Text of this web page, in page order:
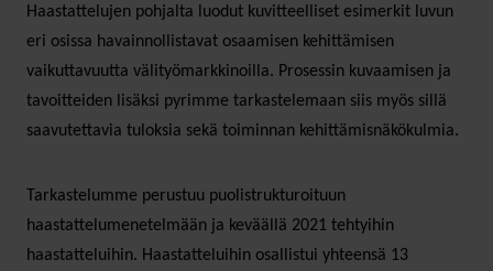
Haastattelujen pohjalta luodut kuvitteelliset esimerkit luvun
eri osissa havainnollistavat osaamisen kehittämisen
vaikuttavuutta välityömarkkinoilla. Prosessin kuvaamisen ja
tavoitteiden lisäksi pyrimme tarkastelemaan siis myös sillä
saavutettavia tuloksia sekä toiminnan kehittämisnäkökulmia.
Tarkastelumme perustuu puolistrukturoituun
haastattelumenetelmään ja keväällä 2021 tehtyihin
haastatteluihin. Haastatteluihin osallistui yhteensä 13